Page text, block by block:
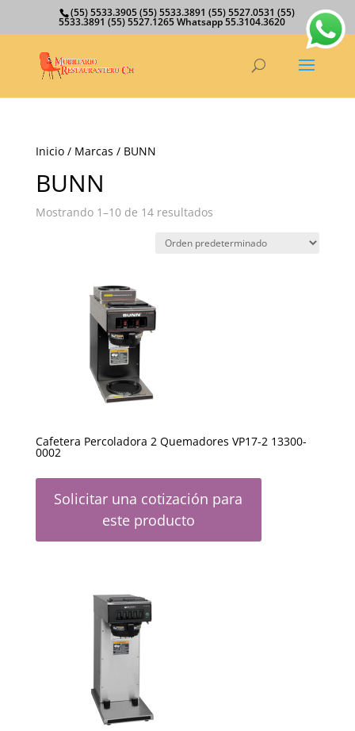
(55) 5533.3905 (55) 5533.3891 (55) 5527.0531 (55)
5533.3891 (55) 5527.1265 Whatsapp 55.3104.3620
Inicio/ Marcas / BUNN
BUNN
Mostrando 1–10 de 14 resultados
Cafetera Percoladora 2 Quemadores VP17-2 13300-
0002
Solicitar una cotización para
este producto